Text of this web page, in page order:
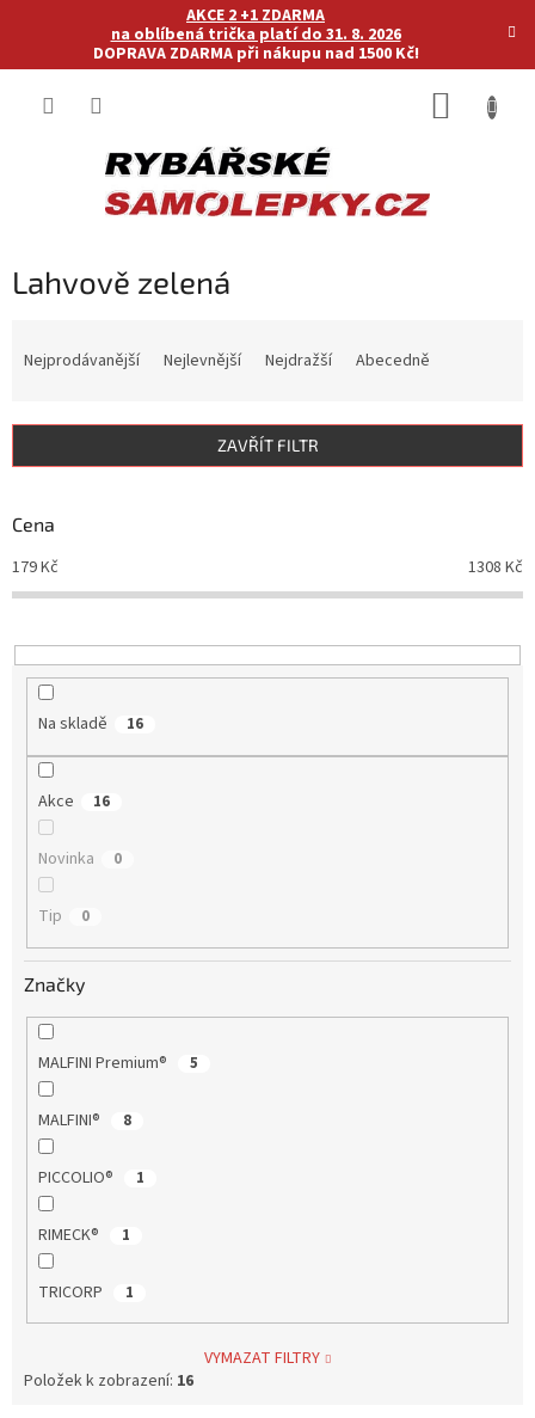
AKCE 2 +1 ZDARMA
na oblíbená trička platí do 31. 8. 2026
DOPRAVA ZDARMA při nákupu nad 1500 Kč!
Lahvově zelená
í
r
o
d
u
t
ů
Nejprodávanější Nejlevnější Nejdražší Abecedně
ZAVŘÍT FILTR
Cena
179Kč 1308 Kč
Na skladě 16
Akce 16
Novinka 0
Tip 0
Značky
MALFINI Premium® 5
MALFINI® 8
PICCOLIO® 1
RIMECK® 1
TRICORP 1
VYMAZAT FILTRY
Položek k zobrazení: 16